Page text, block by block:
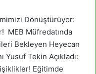
Dönüştürüyor:
MEB Müfredatında
Bekleyen Heyecan
Tekin Açıkladı:
Eğitimde